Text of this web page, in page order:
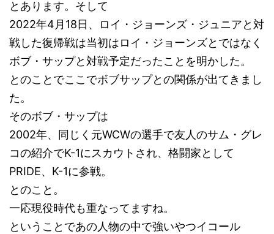
とあります。そして
2022年4月18日、ロイ・ジョーンズ・ジュニアと対
戦した復帰戦は当初はロイ・ジョーンズとではなく
ボブ・サップと対戦予定だったことを明かした。
とのことでここでボブサップとの関係が出てきまし
た。
そのボブ・サップは
2002年、同じく元WCWの選手で友人のサム・グレ
コの紹介でK-1にスカウトされ、格闘家として
PRIDE、K-1に参戦。
とのこと。
一応現役時代も重なってますね。
ということであの人物の中で強いやつイコール